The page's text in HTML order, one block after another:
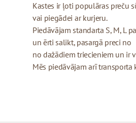
Kastes ir ļoti populāras preču
vai piegādei ar kurjeru.
Piedāvājam standarta S, M, L
un ērti salikt, pasargā preci no
no dažādiem triecieniem un ir
Mēs piedāvājam arī